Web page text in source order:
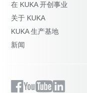
在 KUKA 开创事业
关于 KUKA
KUKA 生产基地
新闻